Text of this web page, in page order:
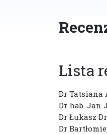
Lista
Dr
Dr hab. Jan
Dr Łukasz
Dr